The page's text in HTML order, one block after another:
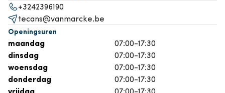
+3242396190
tecans@vanmarcke.be
Openingsuren
maandag 07:00-17:30
dinsdag 07:00-17:30
woensdag 07:00-17:30
donderdag 07:00-17:30
07:00-17:30